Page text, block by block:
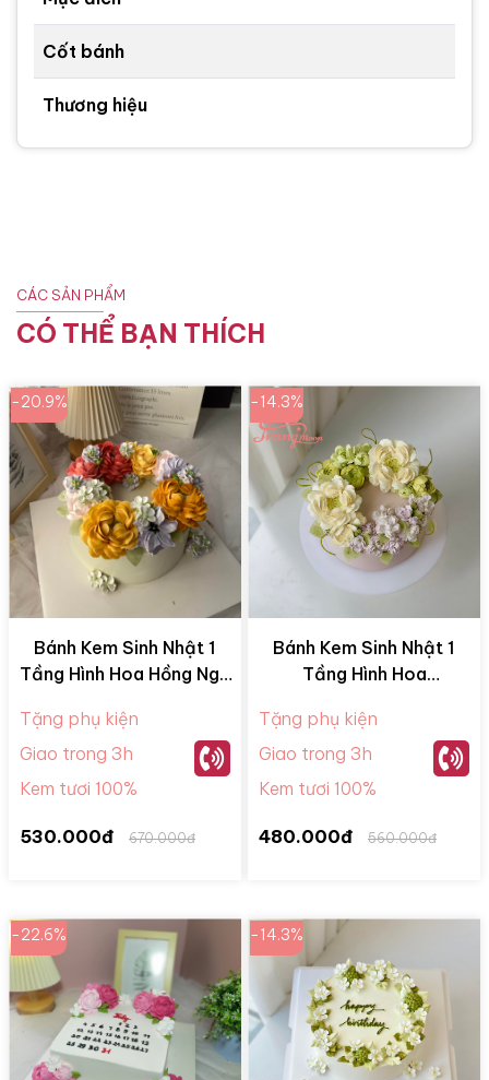
Cốt bánh
Thương hiệu
CÁC SẢN PHẨM
CÓ THỂ BẠN THÍCH
-20.9%
Bánh Kem Sinh Nhật 1
Tầng Hình Hoa Hồng Ngũ
Tặng phụ kiện
Giao trong 3h
Kem tươi 100%
530.000đ 670.000đ
-14.3%
Bánh Kem Sinh Nhật 1
Tầng Hình Hoa
Tặng phụ kiện
Giao trong 3h
Kem tươi 100%
480.000đ 560.000đ
-22.6% -14.3%